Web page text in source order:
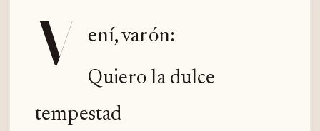
V ení, varón:
Quiero la dulce
tempestad